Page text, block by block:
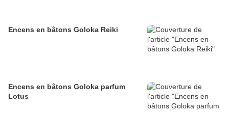
Encens en bâtons Goloka Reiki
Encens en bâtons Goloka parfum
Lotus